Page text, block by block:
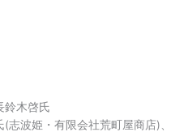
鈴木啓氏
波姫・有限会社荒町屋商店)、